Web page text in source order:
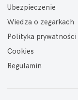
Ubezpieczenie
Wiedza o zegarkach
Polityka prywatności
Cookies
Regulamin